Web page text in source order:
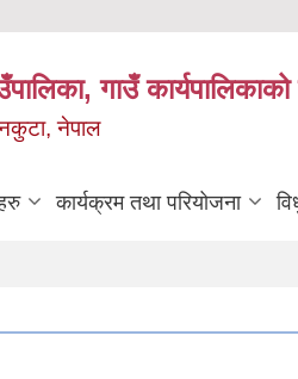
गाउँ कार्यपालिकाको
नेपाल
कार्यक्रम तथा परियोजना